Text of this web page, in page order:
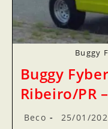
Buggy
Buggy
Ribeiro/PR
Beco
25/01/